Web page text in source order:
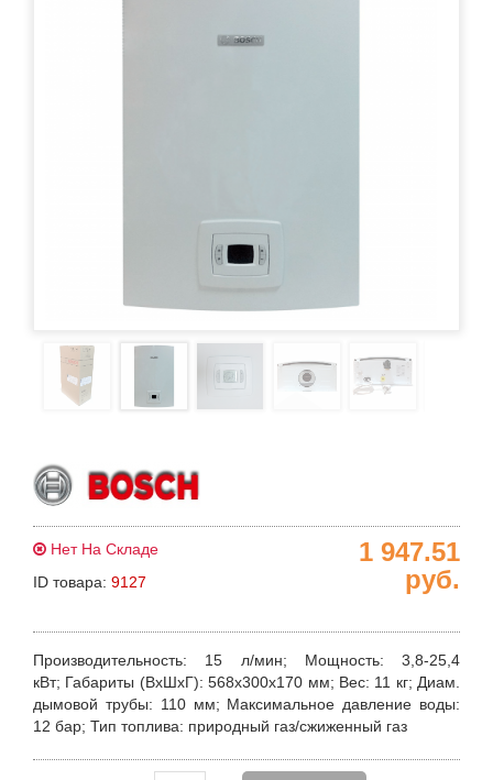
Нет На Складе
ID товара: 9127
1 947.51
руб.
Производительность: 15 л/мин; Мощность: 3,8-25,4
кВт; Габариты (ВхШхГ):568x300x170 мм; Вес: 11 кг; Диам.
дымовой трубы: 110 мм; Максимальное давление воды:
12 бар; Тип топлива: природный газ/сжиженный газ